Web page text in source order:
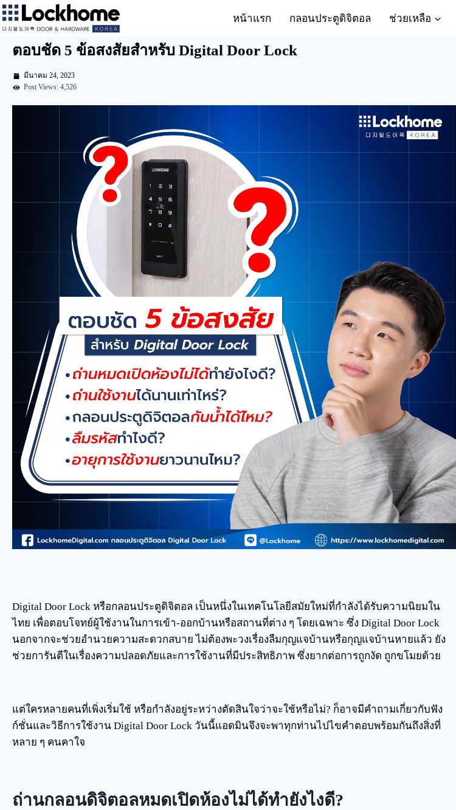
หน้าแรก กลอนประตูดิจิตอล ช่วยเหลือ
ตอบชัด 5 ข้อสงสัยสำหรับ Digital Door Lock
มีนาคม 24, 2023
Post Views: 4,526
Digital Door Lock หรือกลอนประตูดิจิตอล เป็นหนึ่งในเทคโนโลยีสมัยใหม่ที่กำลังได้รับความนิยมใน
ไทย เพื่อตอบโจทย์ผู้ใช้งานในการเข้า-ออกบ้านหรือสถานที่ต่าง ๆ โดยเฉพาะ ซึ่ง Digital Door Lock
นอกจากจะช่วยอำนวยความสะดวกสบาย ไม่ต้องพะวงเรื่องลืมกุญแจบ้านหรือกุญแจบ้านหายแล้ว ยัง
ช่วยการันตีในเรื่องความปลอดภัยและการใช้งานที่มีประสิทธิภาพ ซึ่งยากต่อการถูกงัด ถูกขโมยด้วย
แต่ใครหลายคนที่เพิ่งเริ่มใช้ หรือกำลังอยู่ระหว่างตัดสินใจว่าจะใช้หรือไม่? ก็อาจมีคำถามเกี่ยวกับฟัง
ก์ชั่นและวิธีการใช้งาน Digital Door Lock วันนี้แอดมินจึงจะพาทุกท่านไปไขคำตอบพร้อมกันถึงสิ่งที่
หลาย ๆ คนคาใจ
ถ่านกลอนดิจิตอลหมดเปิดห้องไม่ได้ทำยังไงดี?